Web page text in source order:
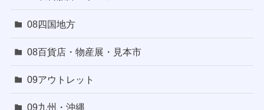
08四国地方
08百貨店・物産展・見本市
09アウトレット
09九州・沖縄